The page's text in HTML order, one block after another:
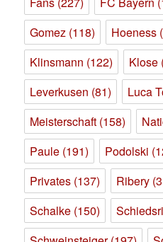
Gomez (118) Hoeness
Klinsmann (122) Klose
Leverkusen (81) Luca
Meisterschaft (158)
Paule (191) Podolski
Privates (137) Ribery
Schalke (150)